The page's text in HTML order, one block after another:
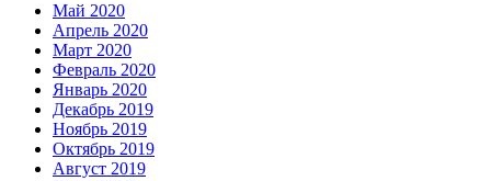
Май 2020
Апрель 2020
Март 2020
Февраль 2020
Январь 2020
Декабрь 2019
Ноябрь 2019
Октябрь 2019
Август 2019